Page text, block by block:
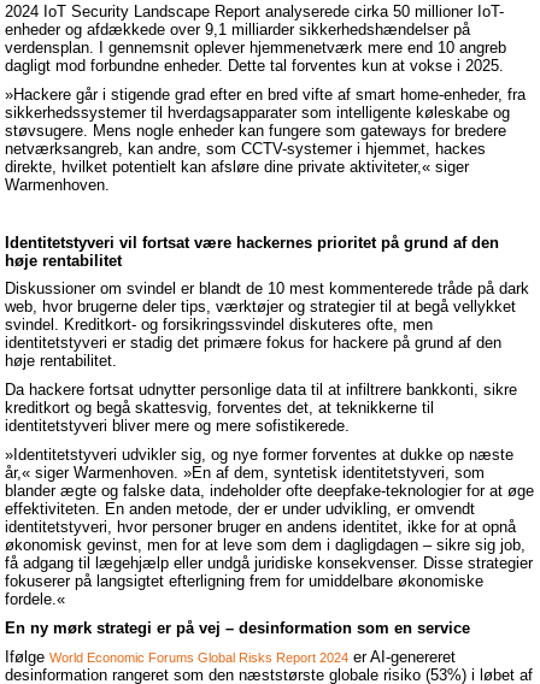
2024 IoT Security Landscape Report analyserede cirka 50 millioner IoT-
enheder og afdækkede over 9,1 milliarder sikkerhedshændelser på
verdensplan. I gennemsnit oplever hjemmenetværk mere end 10 angreb
dagligt mod forbundne enheder. Dette tal forventes kun at vokse i 2025.
»Hackere går i stigende grad efter en bred vifte af smart home-enheder, fra
sikkerhedssystemer til hverdagsapparater som intelligente køleskabe og
støvsugere. Mens nogle enheder kan fungere som gateways for bredere
netværksangreb, kan andre, som CCTV-systemer i hjemmet, hackes
direkte, hvilket potentielt kan afsløre dine private aktiviteter,« siger
Warmenhoven.
Identitetstyveri vil fortsat være hackernes prioritet på grund af den
høje rentabilitet
Diskussioner om svindel er blandt de 10 mest kommenterede tråde på dark
web, hvor brugerne deler tips, værktøjer og strategier til at begå vellykket
svindel. Kreditkort- og forsikringssvindel diskuteres ofte, men
identitetstyveri er stadig det primære fokus for hackere på grund af den
høje rentabilitet.
Da hackere fortsat udnytter personlige data til at infiltrere bankkonti, sikre
kreditkort og begå skattesvig, forventes det, at teknikkerne til
identitetstyveri bliver mere og mere sofistikerede.
»Identitetstyveri udvikler sig, og nye former forventes at dukke op næste
år,« siger Warmenhoven. »En af dem, syntetisk identitetstyveri, som
blander ægte og falske data, indeholder ofte deepfake-teknologier for at øge
effektiviteten. En anden metode, der er under udvikling, er omvendt
identitetstyveri, hvor personer bruger en andens identitet, ikke for at opnå
økonomisk gevinst, men for at leve som dem i dagligdagen – sikre sig job,
få adgang til lægehjælp eller undgå juridiske konsekvenser. Disse strategier
fokuserer på langsigtet efterligning frem for umiddelbare økonomiske
fordele.«
En ny mørk strategi er på vej – desinformation som en service
IfølgeWorld Economic Forums Global Risks Report 2024 er AI-genereret
desinformation rangeret som den næststørste globale risiko (53%) i løbet af